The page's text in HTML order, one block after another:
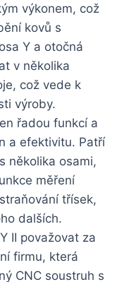
výkonem, což
kovů s
Y a otočná
v několika
což vede k
výroby.
řadou funkcí a
a efektivitu. Patří
několika osami,
měření
třísek,
dalších.
II považovat za
firmu, která
CNC soustruh s